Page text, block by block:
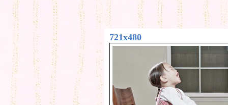
721x480